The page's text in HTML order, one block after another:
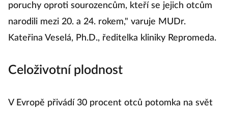
poruchy oproti sourozencům, kteří se jejich otcům
narodili mezi 20. a 24. rokem," varuje MUDr.
Kateřina Veselá, Ph.D., ředitelka kliniky Repromeda.
Celoživotní plodnost
V Evropě přivádí 30 procent otců potomka na svět